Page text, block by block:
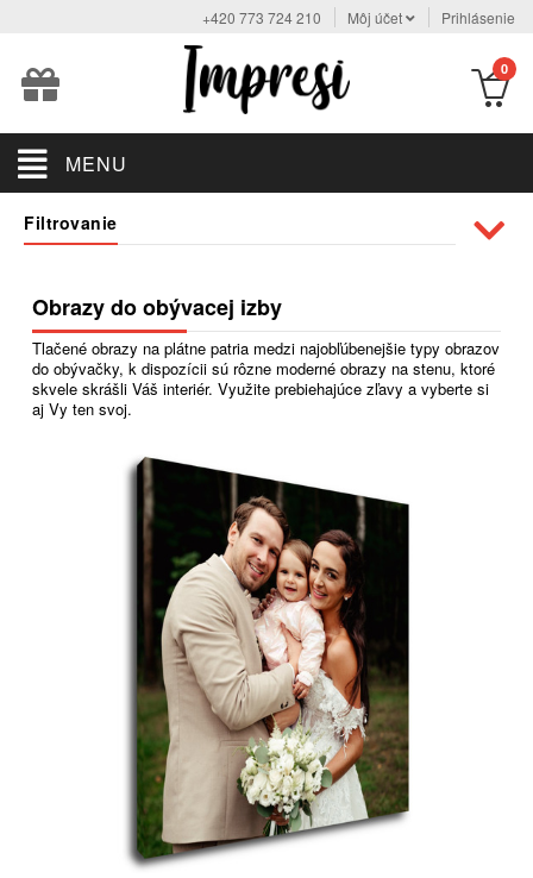
+420 773 724 210 Môj účet Prihlásenie
0
MENU
Filtrovanie
Obrazy do obývacej izby
Tlačené obrazy na plátne patria medzi najobľúbenejšie typy obrazov
do obývačky, k dispozícii sú rôzne moderné obrazy na stenu, ktoré
skvele skrášli Váš interiér. Využite prebiehajúce zľavy a vyberte si
aj Vy ten svoj.